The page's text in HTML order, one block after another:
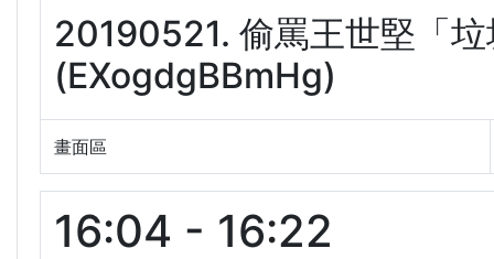
20190521. 偷罵王世堅「
(EXogdgBBmHg)
畫面區
16:04 - 16:22